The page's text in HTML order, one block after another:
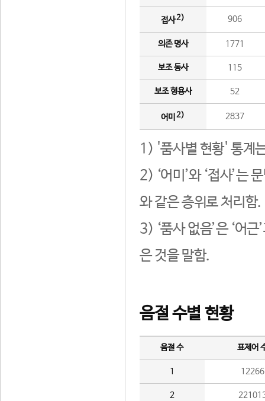
접사2) 906
의존 명사 1771
보조 동사 115
보조 형용사 52
어미 2) 2837
1) '품사별 현황' 통계
2) ‘어미’와 ‘접사’는
와 같은 층위로 처리함.
3) ‘품사 없음’은 ‘어
은 것을 말함.
음절 수별 현황
음절 수 표제어
1 12266
2